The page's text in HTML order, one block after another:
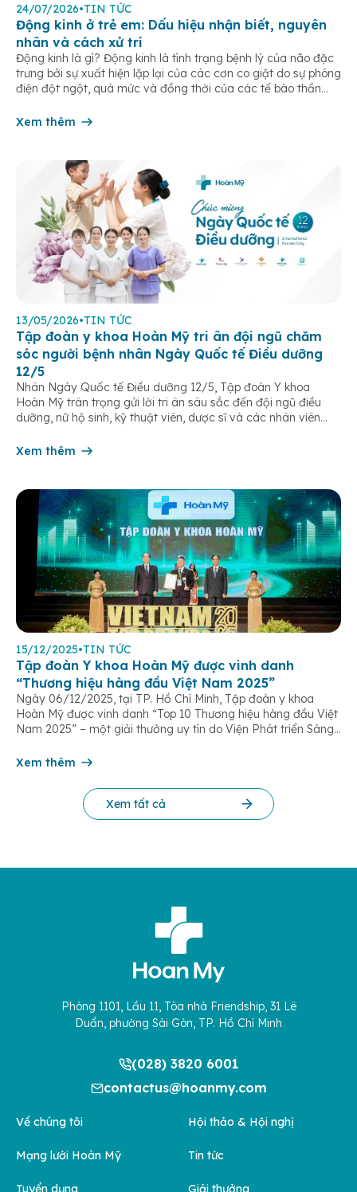
24/07/2026•TIN TỨC
Động kinh ở trẻ em: Dấu hiệu nhận biết, nguyên
nhân và cách xử trí
Động kinh là gì? Động kinh là tình trạng bệnh lý của não đặc
trưng bởi sự xuất hiện lặp lại của các cơn co giật do sự phóng
điện đột ngột, quá mức và đồng thời của các tế bào thần
Xem thêm
13/05/2026•TIN TỨC
Tập đoàn y khoa Hoàn Mỹ tri ân đội ngũ chăm
sóc người bệnh nhân Ngày Quốc tế Điều dưỡng
12/5
Nhân Ngày Quốc tế Điều dưỡng 12/5, Tập đoàn Y khoa
Hoàn Mỹ trân trọng gửi lời tri ân sâu sắc đến đội ngũ điều
dưỡng, nữ hộ sinh, kỹ thuật viên, dược sĩ và các nhân viên
âm thầm đồng hành trên […]
Xem thêm
15/12/2025•TIN TỨC
Tập đoàn Y khoa Hoàn Mỹ được vinh danh
“Thương hiệu hàng đầu Việt Nam 2025”
Ngày 06/12/2025, tại TP. Hồ Chí Minh, Tập đoàn y khoa
Hoàn Mỹ được vinh danh “Top 10 Thương hiệu hàng đầu Việt
Nam 2025” – một giải thưởng uy tín do Viện Phát triển Sáng
cứu Phát triển Doanh nghiệp Châu Á […]
Xem thêm
Xem tất cả
Phòng 1101, Lầu 11, Tòa nhà Friendship, 31 Lê
Duẩn, phường Sài Gòn, TP. Hồ Chí Minh
(028) 3820 6001
contactus@hoanmy.com
Về chúng tôi
Mạng lưới Hoàn Mỹ
Tuyển dụng
Hội thảo & Hội nghị
Tin tức
Giải thưởng